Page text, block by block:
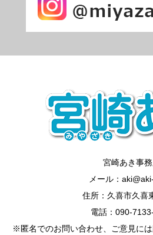
宮崎あき事
メール：
住所：久喜市久喜
電話：090-
※匿名でのお問い合わせ、ご意見に